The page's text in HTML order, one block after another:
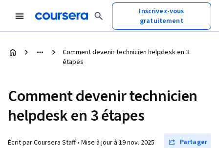
Inscrivez-vous
gratuitement
Comment devenir technicien helpdesk en 3
étapes
Comment devenir technicien
helpdesk en 3 étapes
Écrit par Coursera Staff • Mise à jour à 19 nov. 2025 Partager